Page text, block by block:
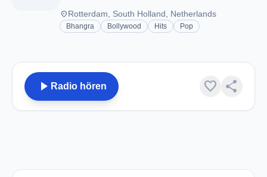
placeRotterdam, South Holland, Netherlands
Bhangra Bollywood Hits Pop
play_arrow Radio hören favorite share